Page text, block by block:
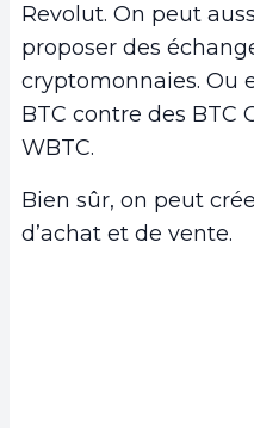
Revolut. On peut
proposer des
cryptomonnaies. Ou
BTC contre des BTC
WBTC.
Bien sûr, on peut
d’achat et de vente.